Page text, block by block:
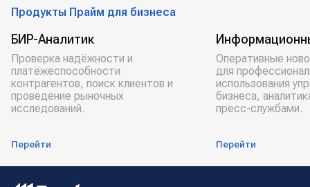
Продукты Прайм для бизнеса
БИР-Аналитик
Проверка надёжности и
платёжеспособности
контрагентов, поиск клиентов и
проведение рыночных
исследований.
Перейти
Оперативные
для
использования
бизнеса,
пресс-службами.
Перейти